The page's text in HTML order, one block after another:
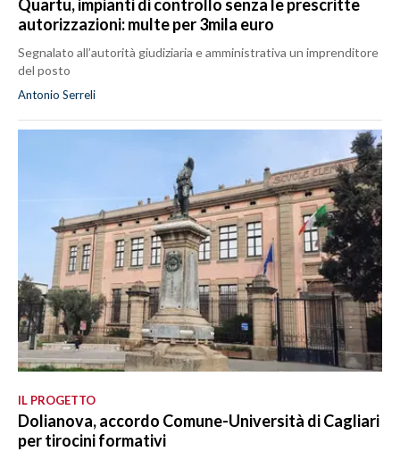
Quartu, impianti di controllo senza le prescritte
autorizzazioni: multe per 3mila euro
Segnalato all’autorità giudiziaria e amministrativa un imprenditore
del posto
Antonio Serreli
IL PROGETTO
Dolianova, accordo Comune-Università di Cagliari
per tirocini formativi